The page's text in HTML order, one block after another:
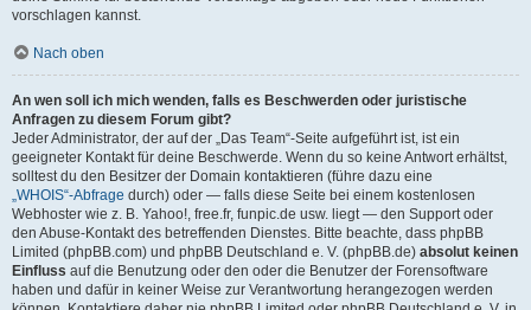
vorschlagen kannst.
Nach oben
An wen soll ich mich wenden, falls es Beschwerden oder juristische
Anfragen zu diesem Forum gibt?
Jeder Administrator, der auf der „Das Team“-Seite aufgeführt ist, ist ein
geeigneter Kontakt für deine Beschwerde. Wenn du so keine Antwort erhältst,
solltest du den Besitzer der Domain kontaktieren (führe dazu eine
„WHOIS“-Abfrage durch) oder — falls diese Seite bei einem kostenlosen
Webhoster wie z. B. Yahoo!, free.fr, funpic.de usw. liegt — den Support oder
den Abuse-Kontakt des betreffenden Dienstes. Bitte beachte, dass phpBB
Limited (phpBB.com) und phpBB Deutschland e. V. (phpBB.de) absolut keinen
Einfluss auf die Benutzung oder den oder die Benutzer der Forensoftware
haben und dafür in keiner Weise zur Verantwortung herangezogen werden